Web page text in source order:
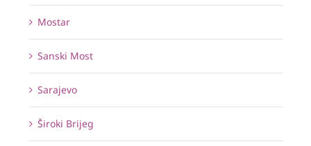
Mostar
Sanski Most
Sarajevo
Široki Brijeg